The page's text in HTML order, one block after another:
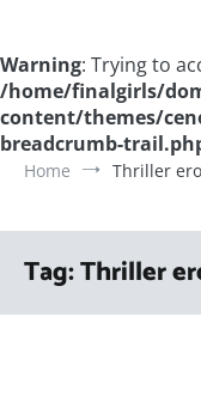
Warning: Trying to
/home/finalgirls/
content/themes/
breadcrumb-
Home Thriller
Tag:Thriller